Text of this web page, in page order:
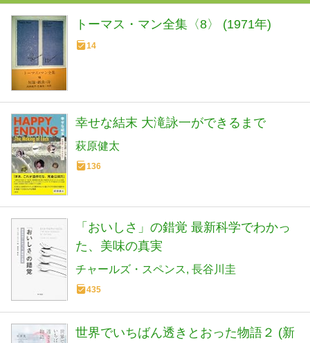
トーマス・マン全集〈8〉 (1971年)
14
幸せな結末 大滝詠一ができるまで
萩原健太
136
「おいしさ」の錯覚 最新科学でわかっ
た、美味の真実
チャールズ・スペンス 長谷川圭
435
世界でいちばん透きとおった物語２ (新